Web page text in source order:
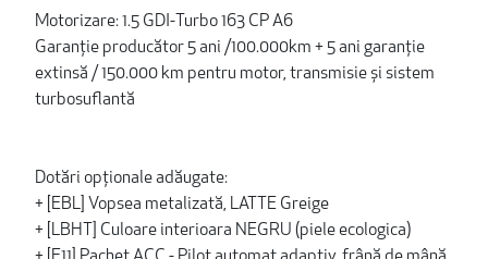
Motorizare: 1.5 GDI-Turbo 163 CP A6
Garanție producător 5 ani /100.000km + 5 ani garanție
extinsă / 150.000 km pentru motor, transmisie și sistem
turbosuflantă
Dotări opționale adăugate:
+ [EBL] Vopsea metalizată, LATTE Greige
+ [LBHT] Culoare interioara NEGRU (piele ecologica)